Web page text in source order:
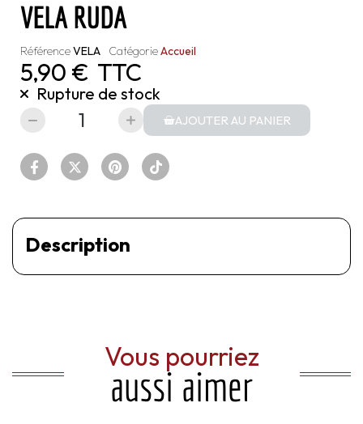
VELA RUDA
RéférenceVELA CatégorieAccueil
5,90 € TTC
Rupture de stock
AJOUTER AU PANIER
Description
Vous pourriez
aussi aimer